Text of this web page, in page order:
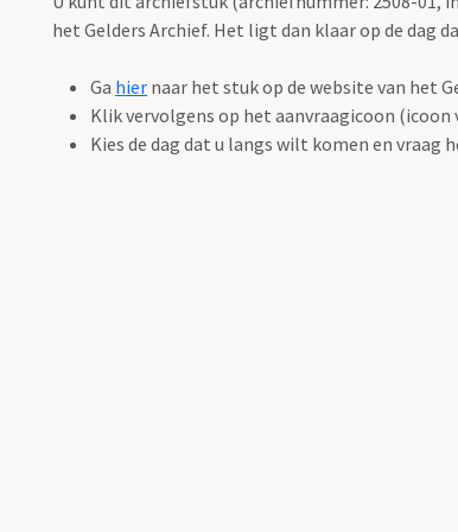
het Gelders Archief. Het ligt dan klaar op de dag
Ga hier naar het stuk op de website van het
Klik vervolgens op het aanvraagicoon
Kies de dag dat u langs wilt komen en vraag